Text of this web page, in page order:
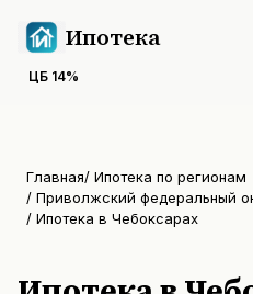
Ипотека
ЦБ 14%
Главная/ Ипотека по регионам
/ Приволжский федеральный
/ Ипотека в Чебоксарах